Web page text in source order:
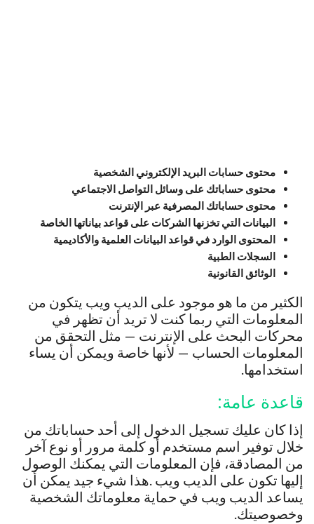
محتوى حسابات البريد الإلكتروني الشخصية
محتوى حساباتك على وسائل التواصل الاجتماعي
محتوى حساباتك المصرفية عبر الإنترنت
البيانات التي تخزنها الشركات على قواعد بياناتها الخاصة
المحتوى الوارد في قواعد البيانات العلمية والأكاديمية
السجلات الطبية
الوثائق القانونية
الكثير من ما هو موجود على الديب ويب يتكون من
المعلومات التي ربما كنت لا تريد أن تظهر في
محركات البحث على الإنترنت — مثل التحقق من
المعلومات الحساب — لأنها خاصة ويمكن أن يساء
استخدامها.
قاعدة عامة:
إذا كان عليك تسجيل الدخول إلى أحد حساباتك من
خلال توفير اسم مستخدم أو كلمة مرور أو نوع آخر
من المصادقة، فإن المعلومات التي يمكنك الوصول
إليها تكون على الديب ويب .هذا شيء جيد يمكن أن
يساعد الديب ويب في حماية معلوماتك الشخصية
وخصوصيتك.